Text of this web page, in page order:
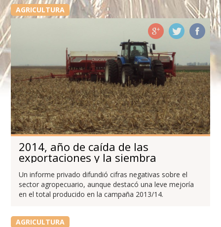
AGRICULTURA
2014, año de caída de las
exportaciones y la siembra
Un informe privado difundió cifras negativas sobre el
sector agropecuario, aunque destacó una leve mejoría
en el total producido en la campaña 2013/14.
AGRICULTURA